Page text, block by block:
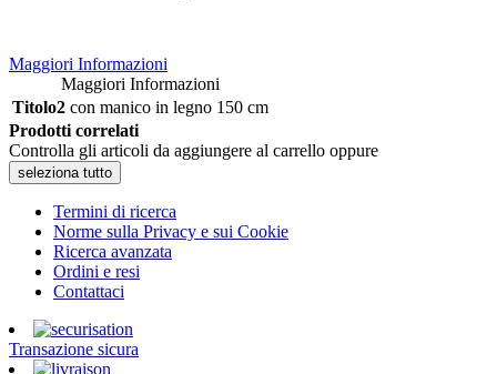
Maggiori Informazioni
Maggiori Informazioni
Titolo2 con manico in legno 150 cm
Prodotti correlati
Controlla gli articoli da aggiungere al carrello oppure
seleziona tutto
Termini di ricerca
Norme sulla Privacy e sui Cookie
Ricerca avanzata
Ordini e resi
Contattaci
Transazione sicura